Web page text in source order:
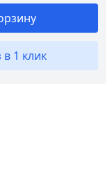
в 1 клик